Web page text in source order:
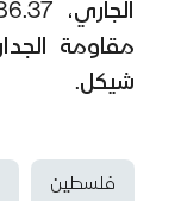
شيكل.
فلسطين